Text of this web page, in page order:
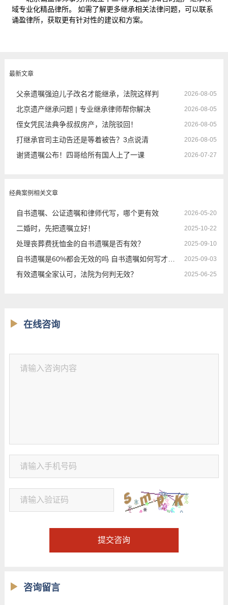
域专业化精品律所。 如需了解更多继承相关法律问题，可以联系
诵盈律所，获取更有针对性的建议和方案。
最新文章
2026-08-05
父亲遗嘱强迫儿子改名才能继承，法院这样判
2026-08-05
北京遗产继承问题 | 专业继承律师帮你解决
2026-08-05
侄女凭民法典争叔叔房产，法院驳回！
2026-08-05
打继承官司主动告还是等着被告？3点说清
2026-07-27
谢贤遗嘱公布！四哥给所有国人上了一课
经典案例相关文章
2026-05-20
自书遗嘱、公证遗嘱和律师代写，哪个更有效
2025-10-22
二婚时，先把遗嘱立好！
2025-09-10
处理丧葬费抚恤金的自书遗嘱是否有效？
2025-09-03
自书遗嘱是60%都会无效的吗 自书遗嘱如何写才有效
2025-06-25
有效遗嘱全家认可，法院为何判无效？
在线咨询
提交咨询
咨询留言